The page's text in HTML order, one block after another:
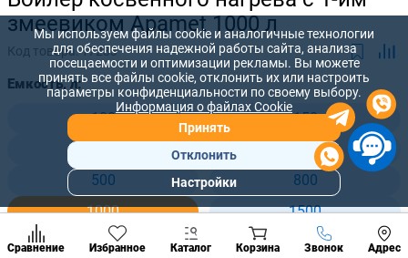
змеевиком Apamet 1000 л
Код товара:17233
Емкость, л:
100
150
300
500
800
1000
1500
2000
2500
Сравнение Избранное Каталог Корзина Звонок Адрес
Позвонить
разделы
Мы используем файлы cookie и аналогичные технологии
для обеспечения надежной работы сайта, анализа
посещаемости и оптимизации рекламы. Вы можете
принять все файлы cookie, отклонить их или настроить
параметры конфиденциальности по своему выбору.
Информация о файлах Cookie
Принять
Отклонить
Настройки